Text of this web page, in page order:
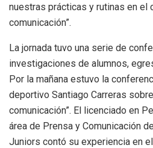
nuestras prácticas y rutinas en el
comunicación”.
La jornada tuvo una serie de
investigaciones de alumnos,
Por la mañana estuvo la
deportivo Santiago Carreras
comunicación”. El licenciado en
área de Prensa y Comunicación
Juniors contó su experiencia en